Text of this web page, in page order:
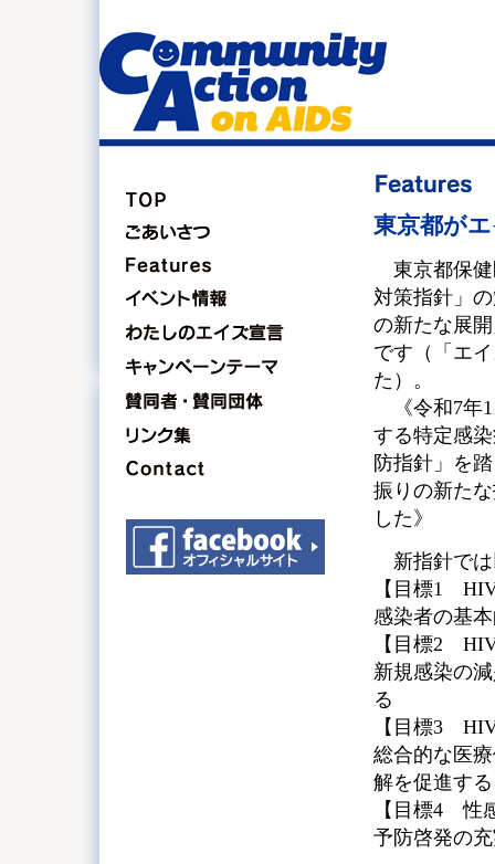
東京都が
東京都保健
対策指針」
の新たな展
です（「エ
た）。
《令和7年
する特定感
防指針」を
振りの新た
した》
新指針では
【目標1
感染者の基
【目標2
新規感染の
る
【目標3
総合的な医
解を促進する
【目標4 性
予防啓発の